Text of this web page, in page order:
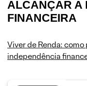
ALCANÇAR A
FINANCEIRA
Viver de Renda:
independência